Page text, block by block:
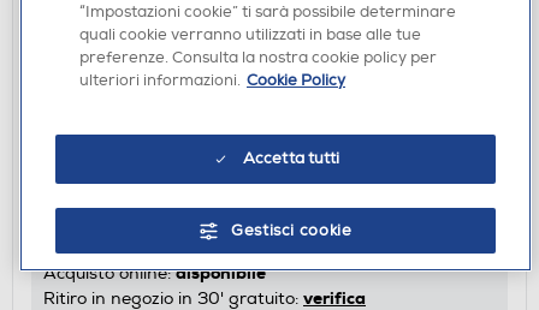
PANASONIC - CR-2032L/2BP
Acquisto online:disponibile
Ritiro in negozio in 30' gratuito: verifica
“Impostazioni cookie” ti sarà possibile determinare
quali cookie verranno utilizzati in base alle tue
preferenze. Consulta la nostra cookie policy per
ulteriori informazioni. Cookie Policy
Accetta tutti
Gestisci cookie